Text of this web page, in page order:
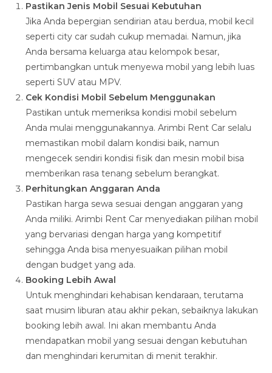
Pastikan Jenis Mobil Sesuai Kebutuhan
Jika Anda bepergian sendirian atau berdua, mobil kecil
seperti city car sudah cukup memadai. Namun, jika
Anda bersama keluarga atau kelompok besar,
pertimbangkan untuk menyewa mobil yang lebih luas
seperti SUV atau MPV.
Cek Kondisi Mobil Sebelum Menggunakan
Pastikan untuk memeriksa kondisi mobil sebelum
Anda mulai menggunakannya. Arimbi Rent Car selalu
memastikan mobil dalam kondisi baik, namun
mengecek sendiri kondisi fisik dan mesin mobil bisa
memberikan rasa tenang sebelum berangkat.
Perhitungkan Anggaran Anda
Pastikan harga sewa sesuai dengan anggaran yang
Anda miliki. Arimbi Rent Car menyediakan pilihan mobil
yang bervariasi dengan harga yang kompetitif
sehingga Anda bisa menyesuaikan pilihan mobil
dengan budget yang ada.
Booking Lebih Awal
Untuk menghindari kehabisan kendaraan, terutama
saat musim liburan atau akhir pekan, sebaiknya lakukan
booking lebih awal. Ini akan membantu Anda
mendapatkan mobil yang sesuai dengan kebutuhan
dan menghindari kerumitan di menit terakhir.